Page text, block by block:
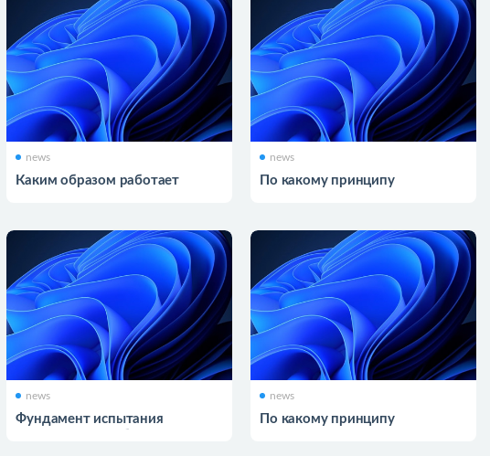
news
Каким образом работает
news
По какому принципу
news
Фундамент испытания
news
По какому принципу